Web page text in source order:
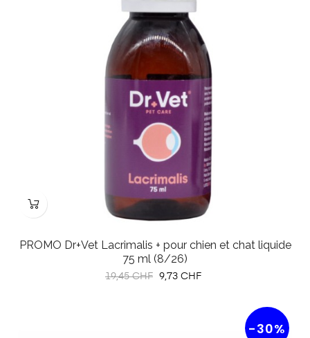
PROMO Dr+Vet Lacrimalis + pour chien et chat liquide
75 ml (8/26)
Prix
19,45 CHF Prix
9,73 CHF
-30%